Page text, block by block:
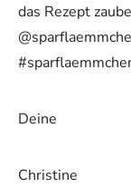
das Rezept
Deine
Christine